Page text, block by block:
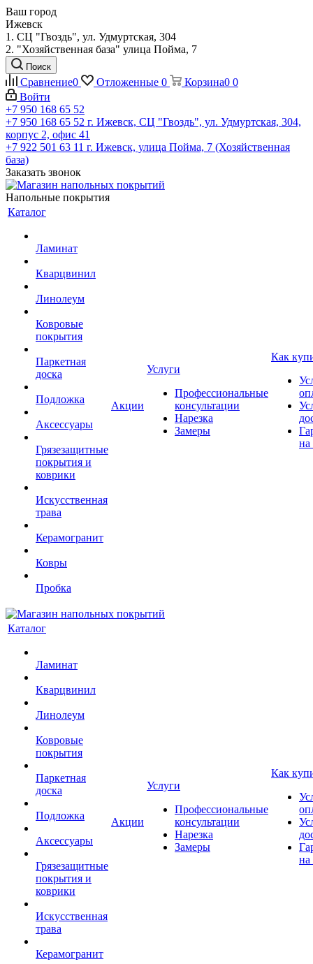
Ваш город
Ижевск
1. СЦ "Гвоздь", ул. Удмуртская, 304
2. "Хозяйственная база" улица Пойма, 7
Поиск
Сравнение0 Отложенные 0 Корзина0 0
Войти
+7 950 168 65 52
+7 950 168 65 52 г. Ижевск, СЦ "Гвоздь", ул. Удмуртская, 304,
корпус 2, офис 41
+7 922 501 63 11 г. Ижевск, улица Пойма, 7 (Хозяйственная
база)
Заказать звонок
Напольные покрытия
Каталог
Ламинат
Кварцвинил
Линолеум
Ковровые
покрытия
Паркетная
доска
Подложка
Аксессуары
Грязезащитные
покрытия и
коврики
Искусственная
трава
Керамогранит
Ковры
Пробка
Акции
Услуги
Профессиональные
консультации
Нарезка
Замеры
Как
на
Каталог
Ламинат
Кварцвинил
Линолеум
Ковровые
покрытия
Паркетная
доска
Подложка
Аксессуары
Грязезащитные
покрытия и
коврики
Искусственная
трава
Керамогранит
Акции
Услуги
Профессиональные
консультации
Нарезка
Замеры
Как
на